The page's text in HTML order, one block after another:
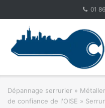
01
Dépannage serrurier »
de confiance de l'OISE »